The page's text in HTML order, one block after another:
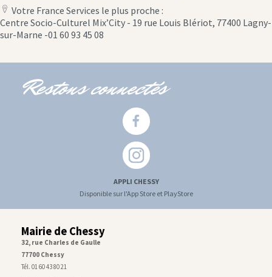
location
icon
Votre France Services le plus proche :
Centre Socio-Culturel Mix’City - 19 rue Louis Blériot, 77400 Lagny-
sur-Marne -01 60 93 45 08
Restons connectés
APPLI CHESSY
Disponible sur l'App Store et PlayStore
Mairie de Chessy
32, rue Charles de Gaulle
77700 Chessy
Tél. 01 60 43 80 21